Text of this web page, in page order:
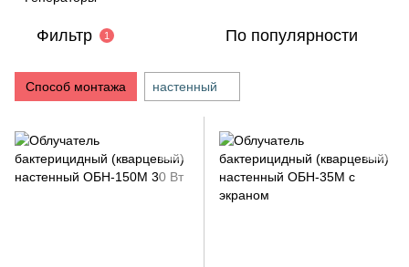
Фильтр 1 По популярности
Способ монтажа настенный